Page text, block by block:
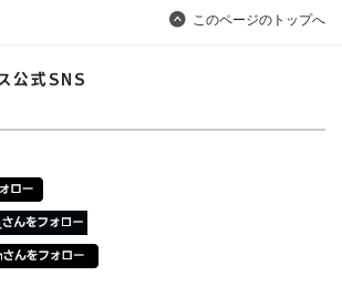
このページのトップへ